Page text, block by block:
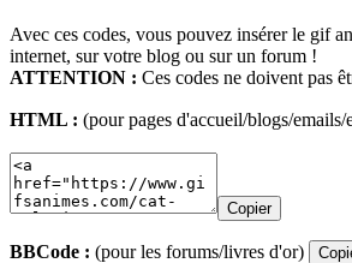
Avec ces codes, vous pouvez insérer le gif
internet, sur votre blog ou sur un forum !
ATTENTION : Ces codes ne doivent pas
HTML : (pour pages d'accueil/blogs/emails/
Copier
BBCode : (pour les forums/livres d'or)